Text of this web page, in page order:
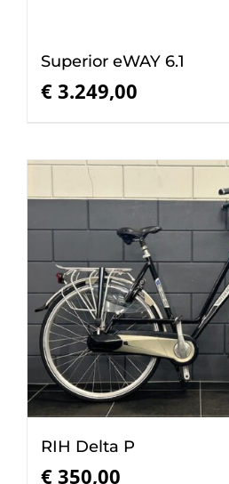
Superior eWAY 6.1
€ 3.249,00
RIH Delta P
€ 350,00